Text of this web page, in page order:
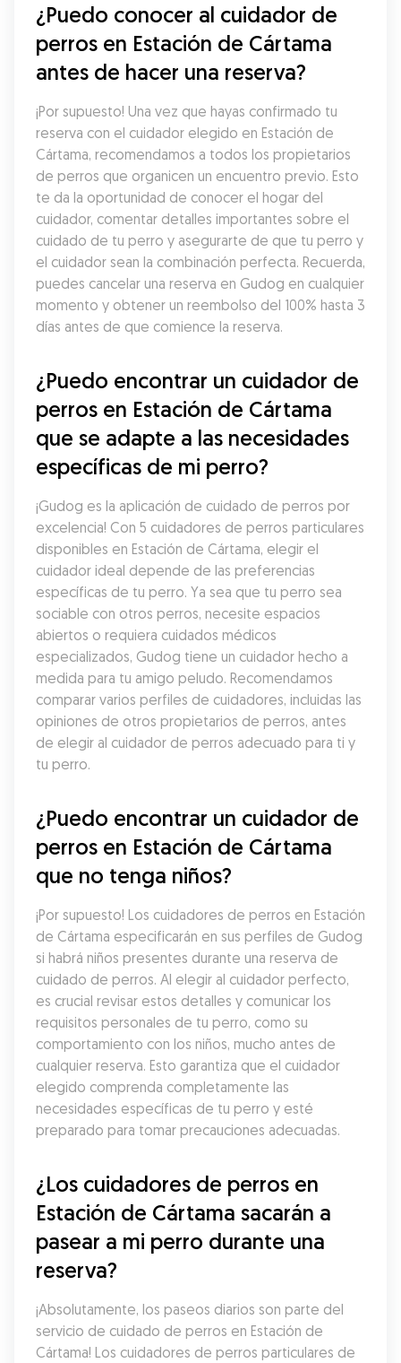
¿Puedo conocer al cuidador de
perros en Estación de Cártama
antes de hacer una reserva?
¡Por supuesto! Una vez que hayas confirmado tu
reserva con el cuidador elegido en Estación de
Cártama, recomendamos a todos los propietarios
de perros que organicen un encuentro previo. Esto
te da la oportunidad de conocer el hogar del
cuidador, comentar detalles importantes sobre el
cuidado de tu perro y asegurarte de que tu perro y
el cuidador sean la combinación perfecta. Recuerda,
puedes cancelar una reserva en Gudog en cualquier
momento y obtener un reembolso del 100% hasta 3
días antes de que comience la reserva.
¿Puedo encontrar un cuidador de
perros en Estación de Cártama
que se adapte a las necesidades
específicas de mi perro?
¡Gudog es la aplicación de cuidado de perros por
excelencia! Con 5 cuidadores de perros particulares
disponibles en Estación de Cártama, elegir el
cuidador ideal depende de las preferencias
específicas de tu perro. Ya sea que tu perro sea
sociable con otros perros, necesite espacios
abiertos o requiera cuidados médicos
especializados, Gudog tiene un cuidador hecho a
medida para tu amigo peludo. Recomendamos
comparar varios perfiles de cuidadores, incluidas las
opiniones de otros propietarios de perros, antes
de elegir al cuidador de perros adecuado para ti y
tu perro.
¿Puedo encontrar un cuidador de
perros en Estación de Cártama
que no tenga niños?
¡Por supuesto! Los cuidadores de perros en Estación
de Cártama especificarán en sus perfiles de Gudog
si habrá niños presentes durante una reserva de
cuidado de perros. Al elegir al cuidador perfecto,
es crucial revisar estos detalles y comunicar los
requisitos personales de tu perro, como su
comportamiento con los niños, mucho antes de
cualquier reserva. Esto garantiza que el cuidador
elegido comprenda completamente las
necesidades específicas de tu perro y esté
preparado para tomar precauciones adecuadas.
¿Los cuidadores de perros en
Estación de Cártama sacarán a
pasear a mi perro durante una
reserva?
¡Absolutamente, los paseos diarios son parte del
servicio de cuidado de perros en Estación de
Cártama! Los cuidadores de perros particulares de